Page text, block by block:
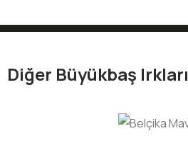
Diğer Büyükbaş Irkları